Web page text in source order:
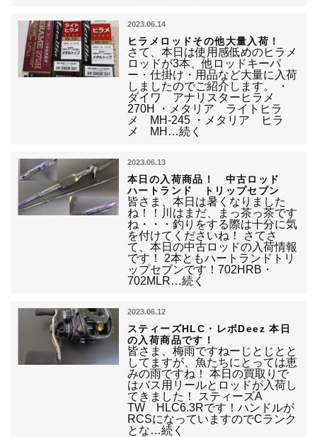
2023.06.14
ヒラメロッドその他大量入荷！
さて、本日は使用感低めのヒラメ
ロッドが3本、他ロッドキーパ
ー・仕掛け・用品など大量に入荷
しましたのでご紹介します。 ・
ダイワ アナリスターヒラメ
270H ・メタリア ライトヒラ
メ MH-245 ・メタリア ヒラ
メ MH…続く
2023.06.13
本日の入荷商品！ 中古ロッド
ハートランド トリップセブン
皆さま、本日は暑くなりました
ね！！川はまだ、まっ茶っ茶です
ね・・・釣りをする際は十分に気
を付けてくださいね！ さてさ
て、本日の中古ロッドの入荷情報
です！ 2本ともハートランドトリ
ップセブンです！702HRB・
702MLR…続く
2023.06.12
スティーズHLC・レボDeez 本日
の入荷商品です！
皆さま、梅雨ですねーじとじとと
してますが、魚たちにとっては恵
みの雨ですね！ 本日の買取りで
はバス用リールとロッドが入荷し
てきました！ スティーズA
TW HLC6.3Rです！ハンドルが
RCSになっていますのでCランク
とな…続く